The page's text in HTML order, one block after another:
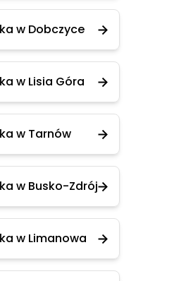
w Dobczyce
w Lisia Góra
w Tarnów
w Busko-Zdrój
w Limanowa